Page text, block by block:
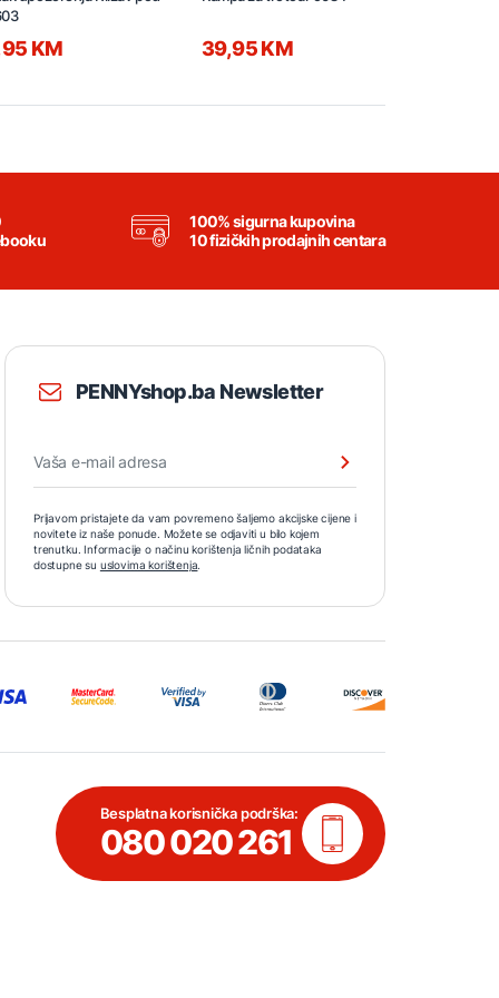
KM 39,95 KM
100% sigurna kupovina
10 fizičkih prodajnih centara
PENNYshop.ba Newsletter
Prijavom pristajete da vam povremeno šaljemo akcijske cijene i
novitete iz naše ponude. Možete se odjaviti u bilo kojem
trenutku. Informacije o načinu korištenja ličnih podataka
dostupne su uslovima korištenja.
Besplatna korisnička podrška:
080 020 261